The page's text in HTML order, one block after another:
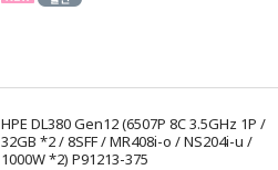
HPE DL380 Gen12 (6507P 8C 3.5GHz 1P /
32GB *2 / 8SFF / MR408i-o / NS204i-u /
1000W *2) P91213-375